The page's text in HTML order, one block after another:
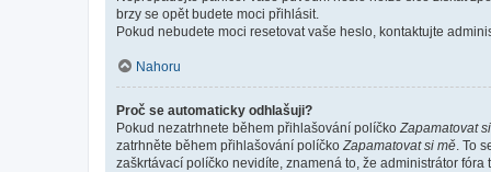
brzy se opět budete moci přihlásit.
Pokud nebudete moci resetovat vaše heslo, kontaktujte
Nahoru
Proč se automaticky odhlašuji?
Pokud nezatrhnete během přihlašování políčko Zapamatovat
zatrhněte během přihlašování políčko Zapamatovat si mě . To
zaškrtávací políčko nevidíte, znamená to, že administrátor fóra